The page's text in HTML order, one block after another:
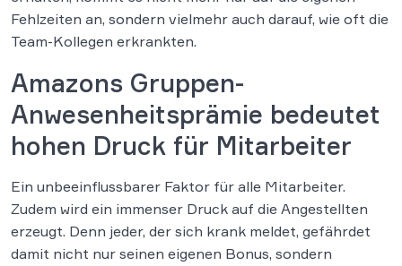
Fehlzeiten an, sondern vielmehr auch darauf, wie oft die
Team-Kollegen erkrankten.
Amazons Gruppen-
Anwesenheitsprämie bedeutet
hohen Druck für Mitarbeiter
Ein unbeeinflussbarer Faktor für alle Mitarbeiter.
Zudem wird ein immenser Druck auf die Angestellten
erzeugt. Denn jeder, der sich krank meldet, gefährdet
damit nicht nur seinen eigenen Bonus, sondern